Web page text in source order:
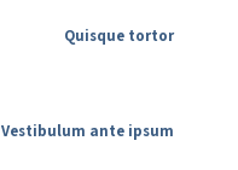
Quisque tortor
Vestibulum ante ipsum